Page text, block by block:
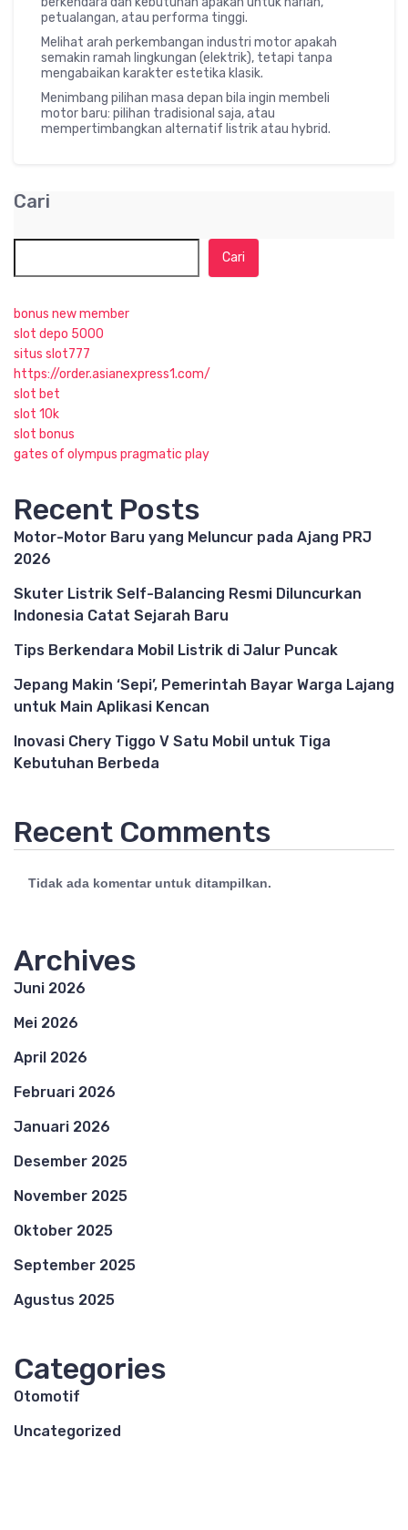
petualangan, atau performa tinggi.
Melihat arah perkembangan industri motor apakah
semakin ramah lingkungan (elektrik), tetapi tanpa
mengabaikan karakter estetika klasik.
Menimbang pilihan masa depan bila ingin membeli
motor baru: pilihan tradisional saja, atau
mempertimbangkan alternatif listrik atau hybrid.
Cari
Cari
bonus new member
slot depo 5000
situs slot777
https://order.asianexpress1.com/
slot bet
slot 10k
slot bonus
gates of olympus pragmatic play
Recent Posts
Motor-Motor Baru yang Meluncur pada Ajang PRJ
2026
Skuter Listrik Self-Balancing Resmi Diluncurkan
Indonesia Catat Sejarah Baru
Tips Berkendara Mobil Listrik di Jalur Puncak
Jepang Makin ‘Sepi’, Pemerintah Bayar Warga Lajang
untuk Main Aplikasi Kencan
Inovasi Chery Tiggo V Satu Mobil untuk Tiga
Kebutuhan Berbeda
Recent Comments
Tidak ada komentar untuk ditampilkan.
Archives
Juni 2026
Mei 2026
April 2026
Februari 2026
Januari 2026
Desember 2025
November 2025
Oktober 2025
September 2025
Agustus 2025
Categories
Otomotif
Uncategorized